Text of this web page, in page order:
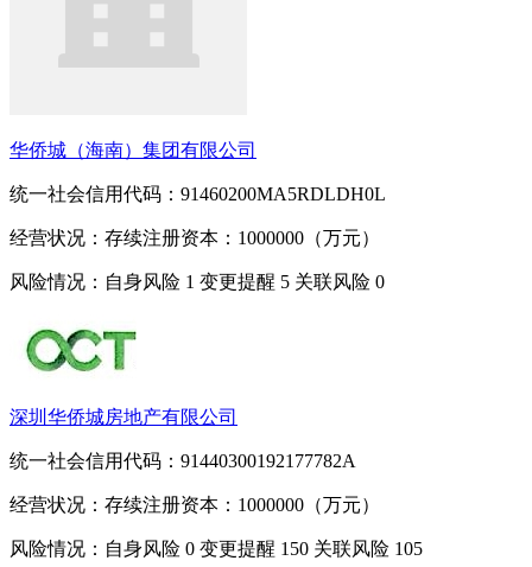
华侨城（海南）集团有限公司
统一社会信用代码：91460200MA5RDLDH0L
经营状况：存续注册资本：1000000（万元）
风险情况：自身风险 1 变更提醒 5 关联风险 0
深圳华侨城房地产有限公司
统一社会信用代码：91440300192177782A
经营状况：存续注册资本：1000000（万元）
风险情况：自身风险 0 变更提醒 150 关联风险 105